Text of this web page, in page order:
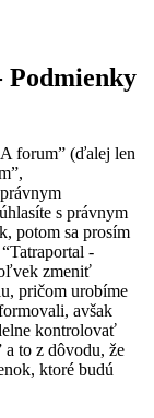
forum” (ďalej len
s právnym
potom sa prosím
-
zmeniť
pričom urobíme
avšak
kontrolovať
to z dôvodu, že
ktoré budú